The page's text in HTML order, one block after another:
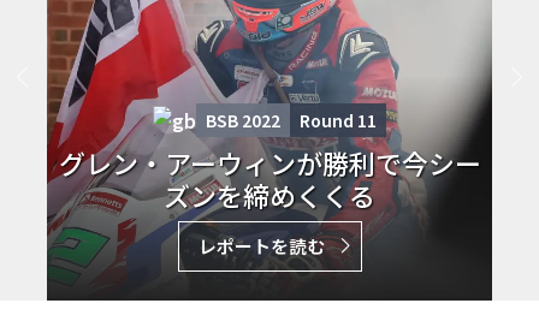
BSB 2022 Round 11
グレン・アーウィンが勝利で今シー
ズンを締めくくる
レポートを読む